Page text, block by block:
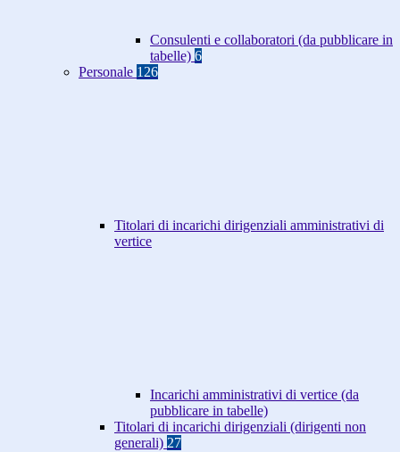
Consulenti e collaboratori (da pubblicare in
tabelle) 6
Personale 126
Titolari di incarichi dirigenziali amministrativi di
vertice
Incarichi amministrativi di vertice (da
pubblicare in tabelle)
Titolari di incarichi dirigenziali (dirigenti non
generali) 27